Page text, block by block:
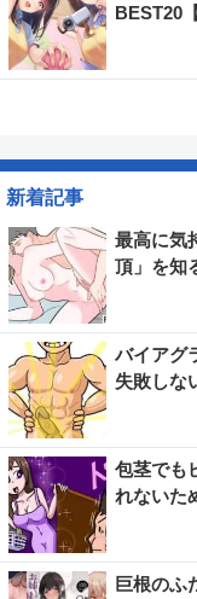
BEST20
新着記事
最高に気
頂」を知
バイアグ
失敗しな
包茎でも
れないた
巨根のふ